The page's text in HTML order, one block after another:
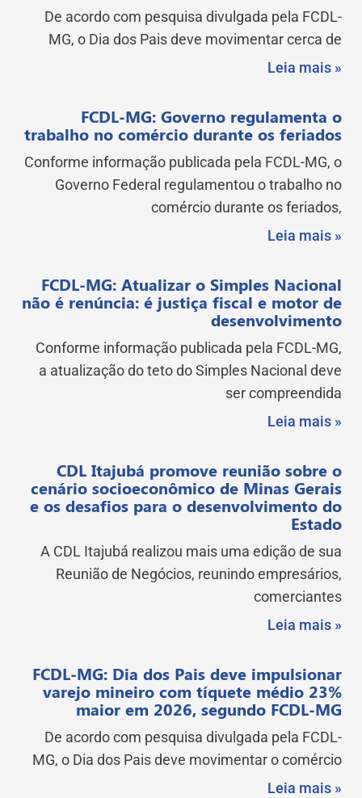
De acordo com pesquisa divulgada pela FCDL-
MG, o Dia dos Pais deve movimentar cerca de
Leia mais »
FCDL-MG: Governo regulamenta o
trabalho no comércio durante os feriados
Conforme informação publicada pela FCDL-MG, o
Governo Federal regulamentou o trabalho no
comércio durante os feriados,
Leia mais »
FCDL-MG: Atualizar o Simples Nacional
não é renúncia: é justiça fiscal e motor de
desenvolvimento
Conforme informação publicada pela FCDL-MG,
a atualização do teto do Simples Nacional deve
ser compreendida
Leia mais »
CDL Itajubá promove reunião sobre o
cenário socioeconômico de Minas Gerais
e os desafios para o desenvolvimento do
Estado
A CDL Itajubá realizou mais uma edição de sua
Reunião de Negócios, reunindo empresários,
comerciantes
Leia mais »
FCDL-MG: Dia dos Pais deve impulsionar
varejo mineiro com tíquete médio 23%
maior em 2026, segundo FCDL-MG
De acordo com pesquisa divulgada pela FCDL-
MG, o Dia dos Pais deve movimentar o comércio
Leia mais »